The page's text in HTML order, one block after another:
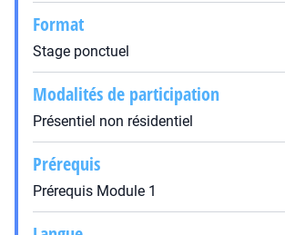
Format
Stage ponctuel
Modalités de participation
Présentiel non résidentiel
Prérequis
Prérequis Module 1